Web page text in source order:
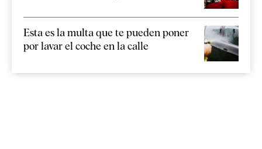
Esta es la multa que te pueden poner
por lavar el coche en la calle